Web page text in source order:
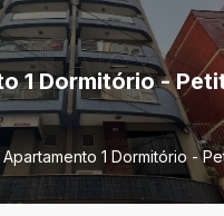
1 Dormitório -
Apartamento 1 Dormitório -